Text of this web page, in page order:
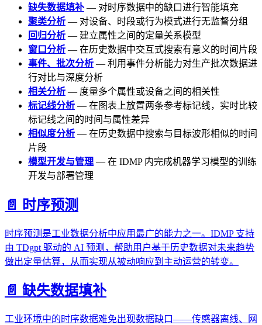
缺失数据填补 — 对时序数据中的缺口进行智能填充
聚类分析 — 对设备、时段或行为模式进行无监督分组
回归分析 — 建立属性之间的定量关系模型
窗口分析 — 在历史数据中交互式搜索有意义的时间片段
事件、批次分析 — 利用事件分析能力对生产批次数据进
行对比与深度分析
相关分析 — 度量多个属性或设备之间的相关性
标记线分析 — 在图表上放置两条参考标记线，实时比较
标记线之间的时间与属性差异
相似度分析 — 在历史数据中搜索与目标波形相似的时间
片段
模型开发与管理 — 在 IDMP 内完成机器学习模型的训练
开发与部署管理
📄️ 时序预测
时序预测是工业数据分析中应用最广的能力之一。IDMP 支持
由 TDgpt 驱动的 AI 预测，帮助用户基于历史数据对未来趋势
做出定量估算，从而实现从被动响应到主动运营的转变。
📄️ 缺失数据填补
工业环境中的时序数据难免出现数据缺口——传感器离线、网